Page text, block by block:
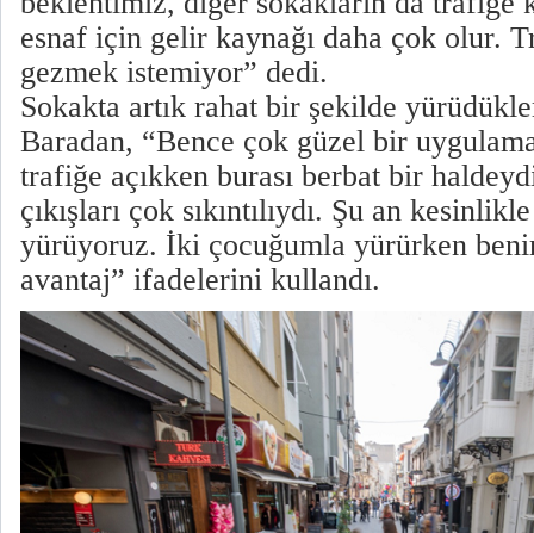
esnaf için gelir kaynağı daha çok olur.
gezmek istemiyor” dedi.
Sokakta artık rahat bir şekilde
Baradan, “Bence çok güzel bir
trafiğe açıkken burası berbat bir
çıkışları çok sıkıntılıydı. Şu an
yürüyoruz. İki çocuğumla yürürken
avantaj” ifadelerini kullandı.